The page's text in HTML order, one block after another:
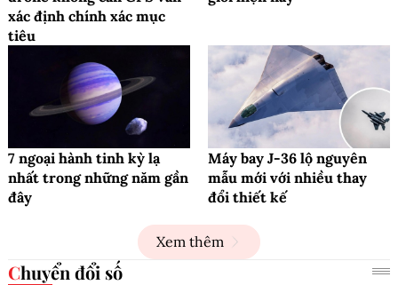
xác định chính xác mục
tiêu
7 ngoại hành tinh kỳ lạ
nhất trong những năm gần
đây
Máy bay J-36 lộ nguyên
mẫu mới với nhiều thay
đổi thiết kế
Xem thêm
Chuyển đổi số